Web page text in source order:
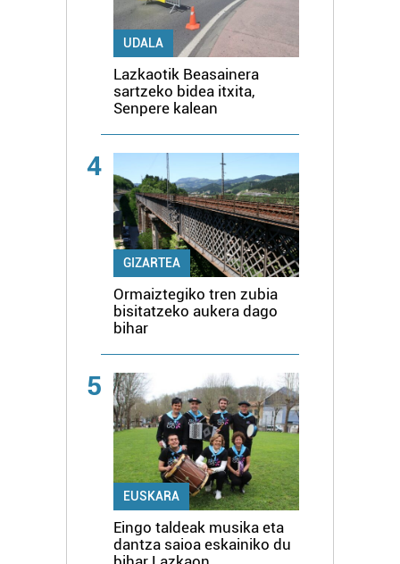
UDALA
Lazkaotik Beasainera
sartzeko bidea itxita,
Senpere kalean
4
GIZARTEA
Ormaiztegiko tren zubia
bisitatzeko aukera dago
bihar
5
EUSKARA
Eingo taldeak musika eta
dantza saioa eskainiko du